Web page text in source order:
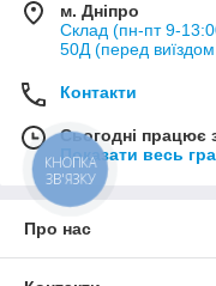
м. Дніпро
Склад (пн-пт 9-
50Д (перед
Контакти
Сьогодні працює
Показати весь
Про нас
КНОПКА
ЗВ'ЯЗКУ